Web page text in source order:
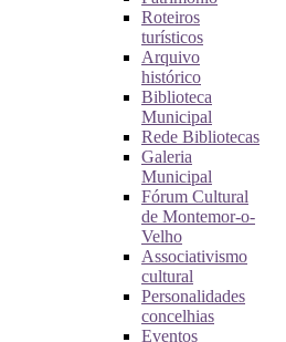
Roteiros
turísticos
Arquivo
histórico
Biblioteca
Municipal
Rede Bibliotecas
Galeria
Municipal
Fórum Cultural
de Montemor-o-
Velho
Associativismo
cultural
Personalidades
concelhias
Eventos